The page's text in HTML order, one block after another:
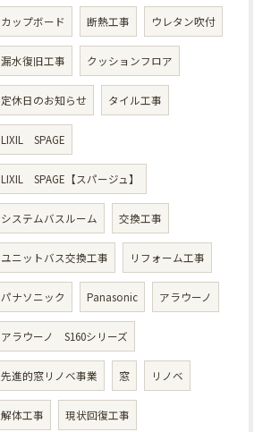
カップボード 断熱工事 ウレタン吹付
漏水復旧工事 クッションフロア
定休日のお知らせ タイル工事
LIXIL SPAGE
LIXIL SPAGE【スパージュ】
システムバスルーム 交換工事
ユニットバス交換工事 リフォーム工事
パナソニック Panasonic アラウーノ
アラウーノ S160シリーズ
先進的窓リノベ事業 窓 リノベ
解体工事 現状回復工事